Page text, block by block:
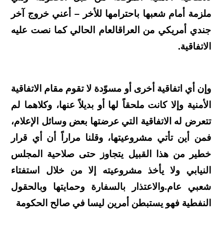
ملزمة أمام شعبها باحترامها للأخر – أعني خروج آخر
جندي أمريكي من العراقالعام الحالي كما نصت عليه
الاتفاقية.
وإن أي اتفاقية أخرى أو مسوّدة لا تقوم مقام الاتفاقية
الأمنية وإلا كانت ملحقاً لها أو بديلاً عنها، وكلاهما لم
تتعرض له الاتفاقية التي عرضتها بعض وسائل الإعلام،
فمن أين تأتي مشروعيتها، وقلنا مراراً أن أي قرار
خطير من هذا القبيل يتجاوز حتى صلاحية المجلس
النيابي ولا يأخذ مشروعيته إلا من خلال استفتاء
شعبي عام.والاعتذار بالسفارة وحمايتها وبالحقول
النفطية فهو يستبطن أمرين ليسا في صالح الحكومة